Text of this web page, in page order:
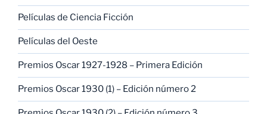
Películas de Ciencia Ficción
Películas del Oeste
Premios Oscar 1927-1928 – Primera Edición
Premios Oscar 1930 (1) – Edición número 2